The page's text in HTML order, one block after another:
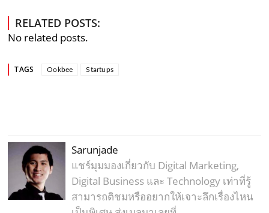
RELATED POSTS:
No related posts.
TAGS Ookbee Startups
Sarunjade
แชร์มุมมองเกี่ยวกับ Digital Marketing,
Digital Business และ Technology เท่าที่รู้
สามารถติชมหรืออยากให้เจาะลึกเรื่องไหน